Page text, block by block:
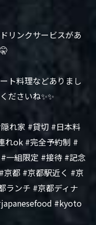
リンクサービスがあ
ト料理などありまし
ださいね✨✨
れ家 #貸切 #日本料
れok #完全予約制 #
一組限定 #接待 #記念
京都 #京都駅近く #京
ランチ #京都ディナ
#kyoto